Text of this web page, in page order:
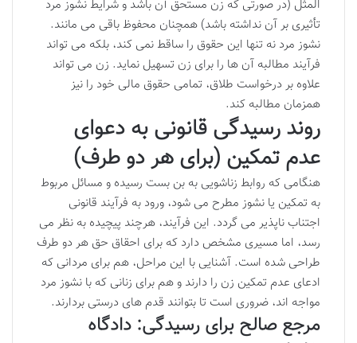
المثل (در صورتی که زن مستحق آن باشد و شرایط نشوز مرد
تأثیری بر آن نداشته باشد) همچنان محفوظ باقی می مانند.
نشوز مرد نه تنها این حقوق را ساقط نمی کند، بلکه می تواند
فرآیند مطالبه آن ها را برای زن تسهیل نماید. زن می تواند
علاوه بر درخواست طلاق، تمامی حقوق مالی خود را نیز
همزمان مطالبه کند.
روند رسیدگی قانونی به دعوای
عدم تمکین (برای هر دو طرف)
هنگامی که روابط زناشویی به بن بست رسیده و مسائل مربوط
به تمکین یا نشوز مطرح می شود، ورود به فرآیند قانونی
اجتناب ناپذیر می گردد. این فرآیند، هرچند پیچیده به نظر می
رسد، اما مسیری مشخص دارد که برای احقاق حق هر دو طرف
طراحی شده است. آشنایی با این مراحل، هم برای مردانی که
ادعای عدم تمکین زن را دارند و هم برای زنانی که با نشوز مرد
مواجه اند، ضروری است تا بتوانند قدم های درستی بردارند.
مرجع صالح برای رسیدگی: دادگاه